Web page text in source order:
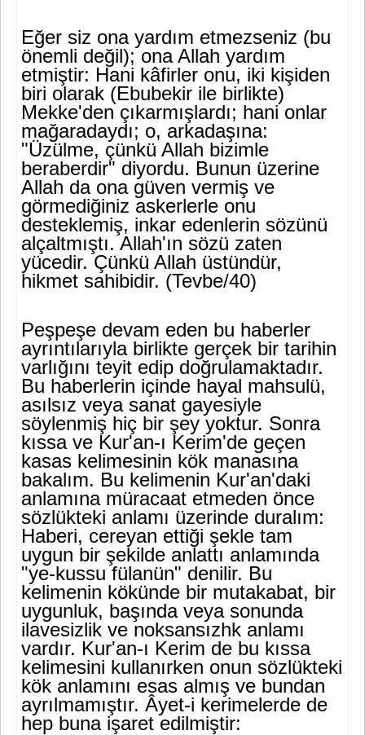
Eğer siz ona yardım etmezseniz (bu
önemli değil); ona Allah yar­dım
etmiştir: Hani kâfirler onu, iki kişiden
biri olarak (Ebubekir ile birlikte)
Mekke'den çıkarmışlardı; hani onlar
mağaradaydı; o, arka­daşına:
"Üzülme, çünkü Allah bizimle
beraberdir" diyordu. Bunun üzerine
Allah da ona güven vermiş ve
görmediğiniz askerlerle onu
desteklemiş, inkar edenlerin sözünü
alçaltmıştı. Allah'ın sözü zaten
yücedir. Çünkü Allah üstündür,
hikmet sahibidir. (Tevbe/40)
Peşpeşe devam eden bu haberler
ayrıntılarıyla birlikte gerçek bir tarihin
varlığını teyit edip doğrulamaktadır.
Bu haberlerin içinde hayal mahsulü,
asılsız veya sanat gayesiyle
söylenmiş hiç bir şey yoktur. Sonra
kıssa ve Kur'an-ı Kerim'de geçen
kasas kelimesinin kök manasına
bakalım. Bu kelimenin Kur'an'daki
anlamına müra­caat etmeden önce
sözlükteki anlamı üzerinde duralım:
Haberi, cereyan ettiği şekle tam
uygun bir şekilde anlattı anlamında
"ye-kussu fülanün" denilir. Bu
kelimenin kökünde bir mutakabat, bir
uygunluk, başında veya sonunda
ilavesizlik ve noksansızhk anlamı
vardır. Kur'an-ı Kerim de bu kıssa
kelimesini kullanırken onun sözlükteki
kök anlamını esas almış ve bundan
ayrılmamıştır. Âyet-i kerimelerde de
hep buna işaret edilmiştir: